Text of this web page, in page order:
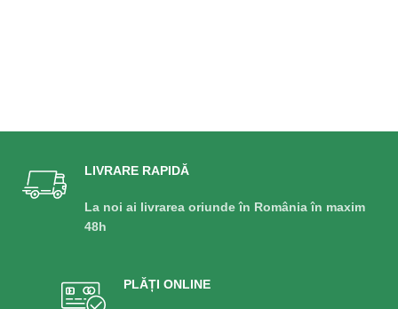
LIVRARE RAPIDĂ
La noi ai livrarea oriunde în România în maxim
48h
PLĂȚI ONLINE